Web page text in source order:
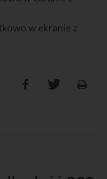
w ekranie z